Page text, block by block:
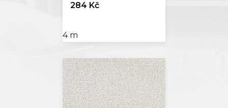
284 Kč
4 m